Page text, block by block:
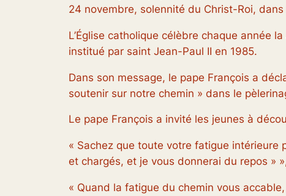
24 novembre, solennité du Christ-Roi,
L’Église catholique célèbre chaque année
institué par saint Jean-Paul II en 1985.
Dans son message, le pape François a
soutenir sur notre chemin » dans le
Le pape François a invité les jeunes à
« Sachez que toute votre fatigue intérieure
et chargés, et je vous donnerai du repos »
« Quand la fatigue du chemin vous